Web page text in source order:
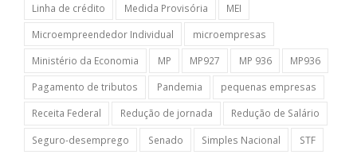
Linha de crédito
Medida Provisória
MEI
Microempreendedor Individual
microempresas
Ministério da Economia
MP MP927 MP 936
MP936
Pagamento de tributos
Pandemia
pequenas empresas
Receita Federal
Redução de jornada
Redução de Salário
Seguro-desemprego
Senado Simples Nacional STF